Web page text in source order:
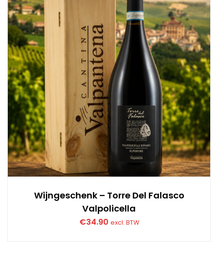
Wijngeschenk – Torre Del Falasco
Valpolicella
€34.90 excl. BTW